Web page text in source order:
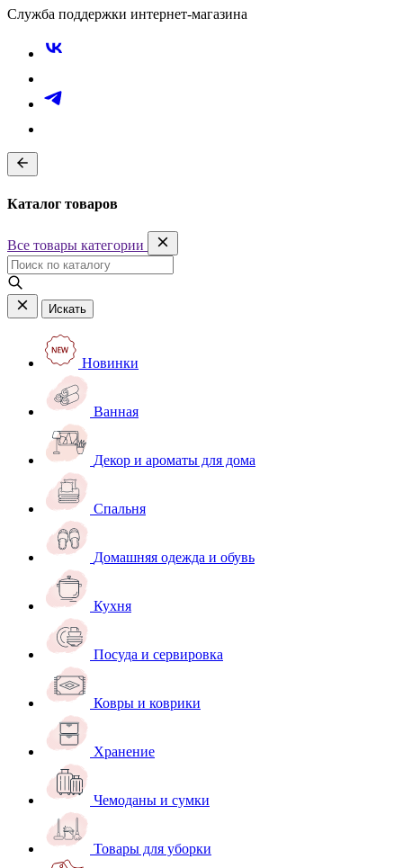
Служба поддержки интернет-магазина
Каталог товаров
Все товары категории
Искать
Новинки
Ванная
Декор и ароматы для дома
Спальня
Домашняя одежда и обувь
Кухня
Посуда и сервировка
Ковры и коврики
Хранение
Чемоданы и сумки
Товары для уборки